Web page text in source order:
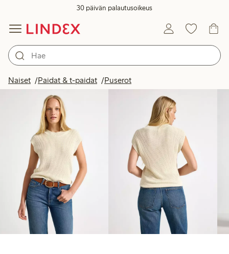
30 päivän palautusoikeus
Naiset Paidat & t-paidat Puserot